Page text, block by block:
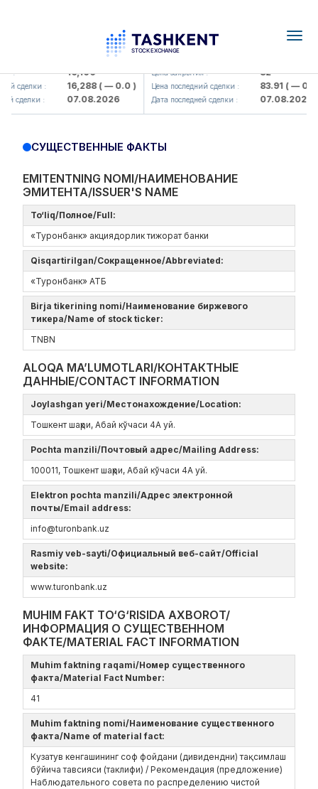
: 16,100
сделки : 16,288( — 0.0 )
сделки : 07.08.2026
KFSK (<Kafolat sug'urta
Цена закрытия : 82
Цена последний сделки : 83.91( — 0.0 )
Дата последней сделки : 07.08.2026
СУЩЕСТВЕННЫЕ ФАКТЫ
EMITENTNING NOMI/НАИМЕНОВАНИЕ
ЭМИТЕНТА/ISSUER'S NAME
To‘liq/Полное/Full:
«Туронбанк» акциядорлик тижорат банки
Qisqartirilgan/Сокращенное/Abbreviated:
«Туронбанк» АТБ
Birja tikerining nomi/Наименование биржевого
тикера/Name of stock ticker:
TNBN
ALOQA MA’LUMOTLARI/КОНТАКТНЫЕ
ДАННЫЕ/CONTACT INFORMATION
Joylashgan yeri/Местонахождение/Location:
Тошкент шаҳри, Абай кўчаси 4А уй.
Pochta manzili/Почтовый адрес/Mailing Address:
100011, Тошкент шаҳри, Абай кўчаси 4А уй.
Elektron pochta manzili/Адрес электронной
почты/Email address:
info@turonbank.uz
Rasmiy veb-sayti/Официальный веб-сайт/Official
website:
www.turonbank.uz
MUHIM FAKT TO‘G‘RISIDA AXBOROT/
ИНФОРМАЦИЯ О СУЩЕСТВЕННОМ
ФАКТЕ/MATERIAL FACT INFORMATION
Muhim faktning raqami/Номер существенного
факта/Material Fact Number:
41
Muhim faktning nomi/Наименование существенного
факта/Name of material fact:
Кузатув кенгашининг соф фойдани (дивидендни) тақсимлаш
бўйича тавсияси (таклифи) / Рекомендация (предложение)
Наблюдательного совета по распределению чистой